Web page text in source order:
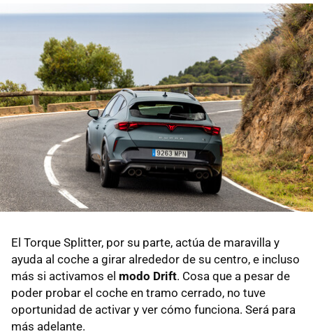
El Torque Splitter, por su parte, actúa de maravilla y
ayuda al coche a girar alrededor de su centro, e incluso
más si activamos el modo Drift. Cosa que a pesar de
poder probar el coche en tramo cerrado, no tuve
oportunidad de activar y ver cómo funciona. Será para
más adelante.